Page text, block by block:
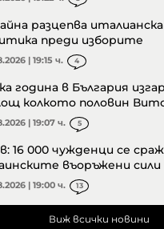
разцепва
преди изборите
| 19:15 ч. 4
година в България
колкото половин
| 19:07 ч. 5
16 000 чужденци се
въоръжени сили
| 19:00 ч. 13
Виж всички новини